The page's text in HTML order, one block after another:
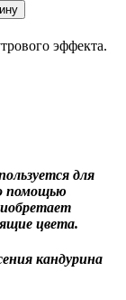
эффекта.
для
помощью
цвета.
кандурина